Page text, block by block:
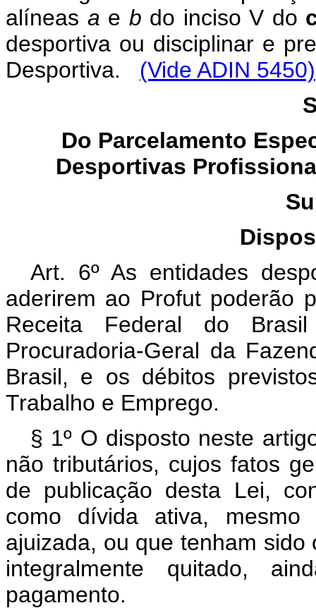
alíneas a e b do inciso V do
desportiva ou disciplinar e
Desportiva. (Vide ADIN 5450)
Do Parcelamento
Desportivas
Art. 6º As entidades
aderirem ao Profut poderão
Receita Federal do
Procuradoria-Geral da
Brasil, e os débitos
Trabalho e Emprego.
§ 1º O disposto neste
não tributários, cujos fatos
de publicação desta Lei,
como dívida ativa,
ajuizada, ou que tenham
integralmente quitado,
pagamento.